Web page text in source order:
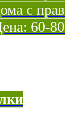
с
60-80